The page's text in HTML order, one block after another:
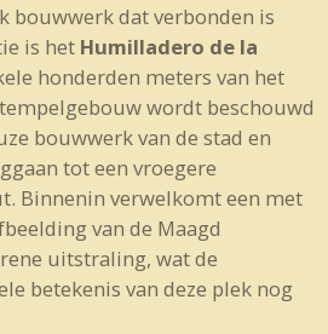
bouwwerk dat verbonden is
is het Humilladero de la
honderden meters van het
wordt beschouwd
bouwwerk van de stad en
tot een vroegere
Binnenin verwelkomt een met
van de Maagd
uitstraling, wat de
betekenis van deze plek nog